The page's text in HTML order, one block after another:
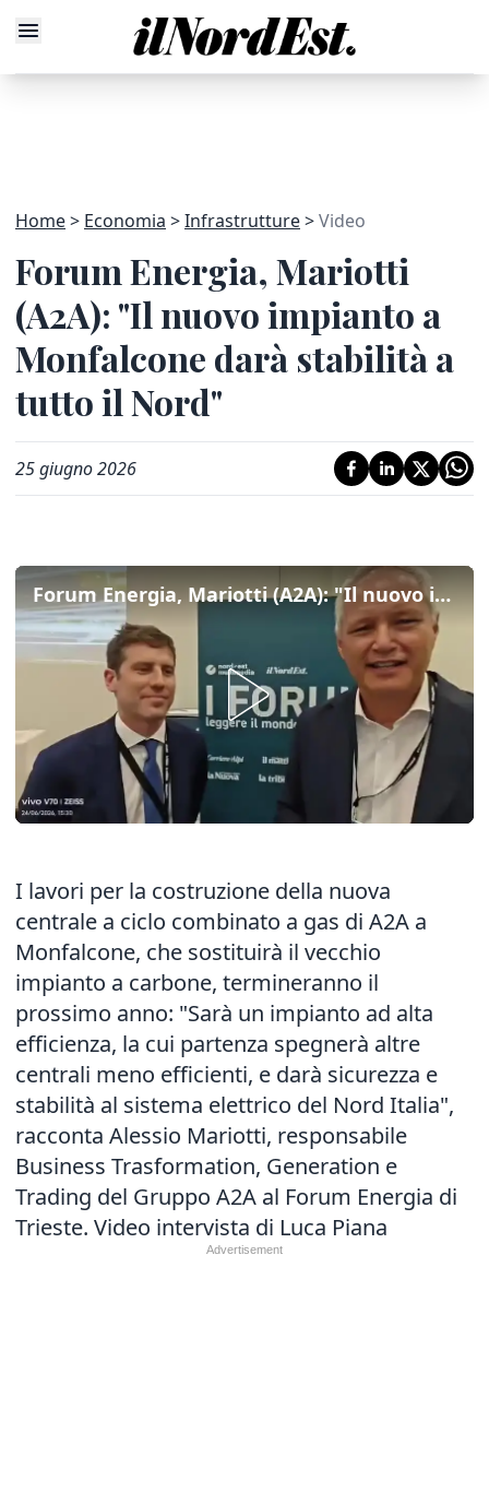
Home Economia Infrastrutture Video
Forum Energia, Mariotti
(A2A): "Il nuovo impianto a
Monfalcone darà stabilità a
tutto il Nord"
25 giugno 2026
Forum Energia, Mariotti (A2A): "Il nuovo impianto a Monfalcone darà stabilità a tutto il Nord"
I lavori per la costruzione della nuova
centrale a ciclo combinato a gas di A2A a
Monfalcone, che sostituirà il vecchio
impianto a carbone, termineranno il
prossimo anno: "Sarà un impianto ad alta
efficienza, la cui partenza spegnerà altre
centrali meno efficienti, e darà sicurezza e
stabilità al sistema elettrico del Nord Italia",
racconta Alessio Mariotti, responsabile
Business Trasformation, Generation e
Trading del Gruppo A2A al Forum Energia di
Trieste. Video intervista di Luca Piana